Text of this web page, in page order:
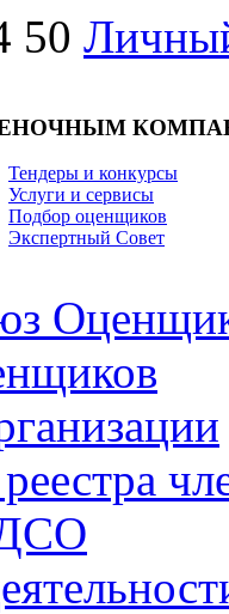
50
Тендеры и конкурсы
Услуги и сервисы
Подбор оценщиков
Экспертный Совет